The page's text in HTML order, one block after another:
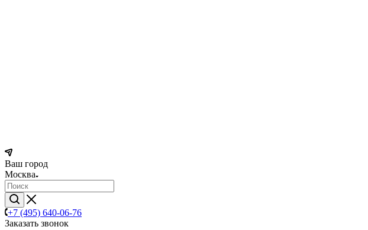
Ваш город
Москва
+7 (495) 640-06-76
Заказать звонок